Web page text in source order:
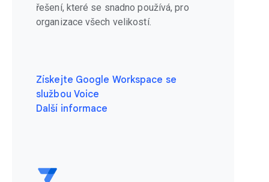
řešení, které se snadno používá, pro
organizace všech velikostí.
Získejte Google Workspace se
službou Voice
Další informace